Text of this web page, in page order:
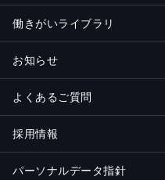
働きがいライブラリ
お知らせ
よくあるご質問
採用情報
パーソナルデータ指針